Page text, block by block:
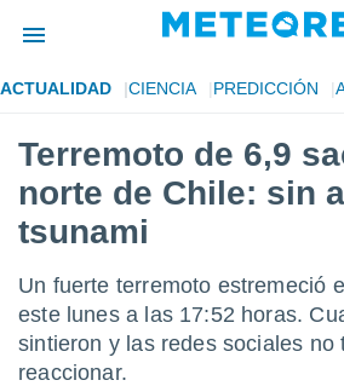
de
por
la
calidad.
a este
las
ACTUALIDAD CIENCIA PREDICCIÓN
Terremoto de 6,9
norte de Chile: sin
tsunami
Un fuerte terremoto estremeció
este lunes a las 17:52 horas.
sintieron y las redes sociales no
reaccionar.